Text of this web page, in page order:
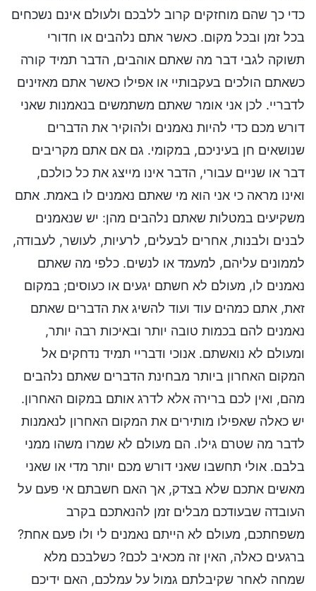
כדי כך שהם מוחזקים קרוב ללבכם ולעולם אינם נשכחים
בכל זמן ובכל מקום. כאשר אתם נלהבים או חדורי
תשוקה לגבי דבר מה שאתם אוהבים, הדבר תמיד קורה
כשאתם הולכים בעקבותיי או אפילו כאשר אתם מאזינים
לדבריי. לכן אני אומר שאתם משתמשים בנאמנות שאני
דורש מכם כדי להיות נאמנים ולהוקיר את הדברים
שנושאים חן בעיניכם, במקומי. גם אם אתם מקריבים
דבר או שניים עבורי, הדבר אינו מייצג את כל כולכם,
ואינו מראה כי אני הוא מי שאתם נאמנים לו באמת. אתם
משקיעים במטלות שאתם נלהבים מהן: יש שנאמנים
לבנים ולבנות, אחרים לבעלים, לרעיות, לעושר, לעבודה,
לממונים עליהם, למעמד או לנשים. כלפי מה שאתם
נאמנים לו, מעולם לא חשתם יגעים או כעוסים; במקום
זאת, אתם כמהים עוד ועוד להשיג את הדברים שאתם
נאמנים להם בכמות טובה יותר ובאיכות רבה יותר,
ומעולם לא נואשתם. אנוכי ודבריי תמיד נדחקים אל
המקום האחרון ביותר מבחינת הדברים שאתם נלהבים
מהם, ואין לכם ברירה אלא לדרג אותם במקום האחרון.
יש כאלה שאפילו מותירים את המקום האחרון לנאמנות
לדבר מה שטרם גילו. הם מעולם לא שמרו משהו ממני
בלבם. אולי תחשבו שאני דורש מכם יותר מדי או שאני
מאשים אתכם שלא בצדק, אך האם חשבתם אי פעם על
העובדה שבעודכם מבלים זמן להנאתכם בקרב
משפחתכם, מעולם לא הייתם נאמנים לי ולו פעם אחת?
ברגעים כאלה, האין זה מכאיב לכם? כשלבכם מלא
שמחה לאחר שקיבלתם גמול על עמלכם, האם ידיכם